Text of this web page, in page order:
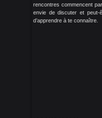
rencontres commencent
envie de discuter et
d’apprendre à te